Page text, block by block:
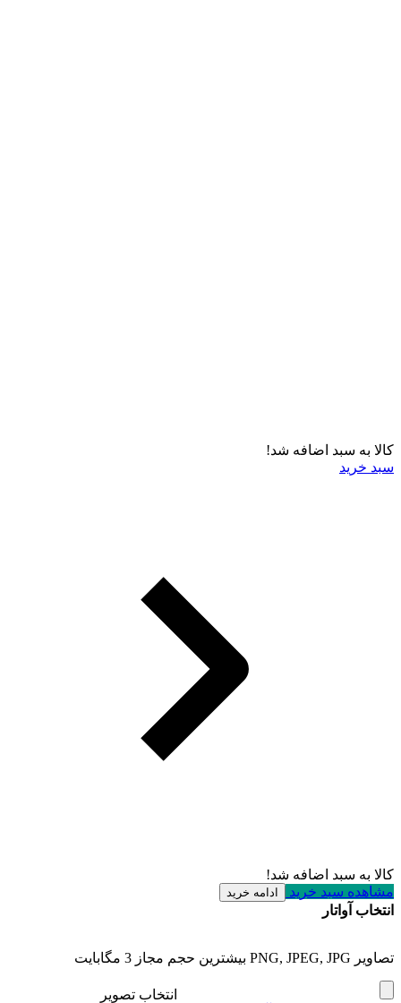
کالا به سبد اضافه شد!
سبد خرید
کالا به سبد اضافه شد!
مشاهده سبد خرید
ادامه خرید
انتخاب آواتار
تصاویر PNG, JPEG, JPG بیشترین حجم مجاز 3 مگابایت
انتخاب تصویر